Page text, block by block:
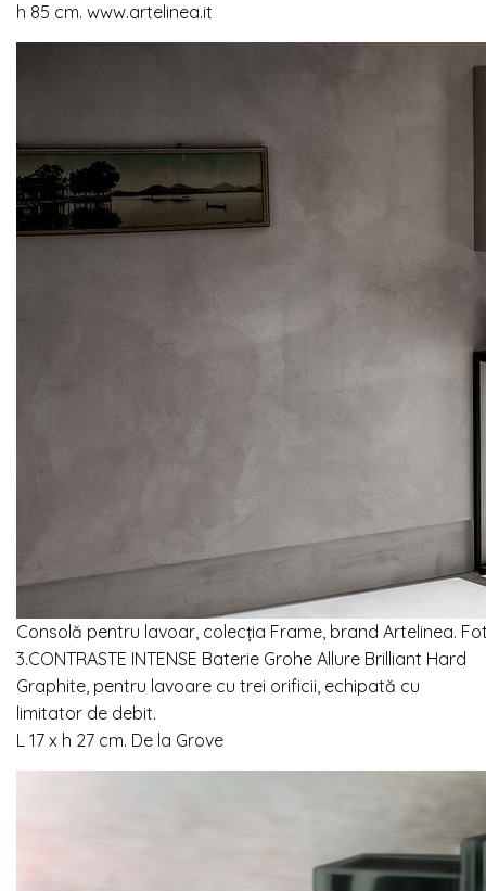
h 85 cm. www.artelinea.it
Consolă pentru lavoar, colecția Frame, brand Artelinea.
3.CONTRASTE INTENSE Baterie Grohe Allure Brilliant Hard
Graphite, pentru lavoare cu trei orificii, echipată cu
limitator de debit.
L 17 x h 27 cm. De la Grove